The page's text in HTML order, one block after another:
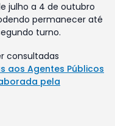
julho a 4 de outubro
permanecer até
turno.
consultadas
aos Agentes Públicos
pela